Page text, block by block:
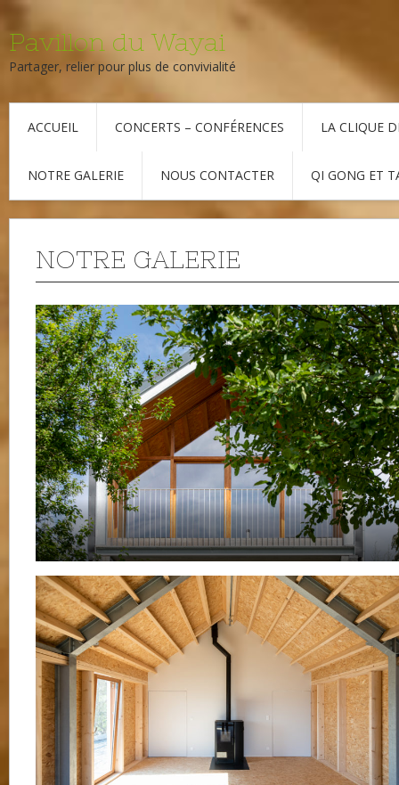
Pavillon du Wayai
Partager, relier pour plus de convivialité
ACCUEIL CONCERTS – CONFÉRENCES LA CLIQUE
NOTRE GALERIE NOUS CONTACTER QI GONG ET
NOTRE GALERIE